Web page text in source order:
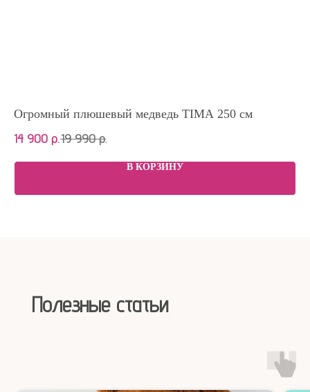
Огромный плюшевый медведь TIMA 250 см
14 900 р.19 990 р.
В КОРЗИНУ